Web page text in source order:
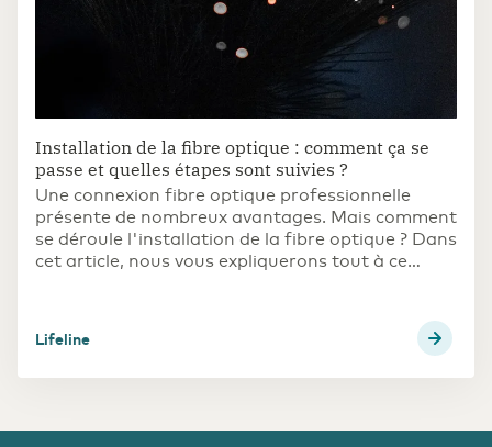
Installation de la fibre optique : comment ça se
passe et quelles étapes sont suivies ?
Une connexion fibre optique professionnelle
présente de nombreux avantages. Mais comment
se déroule l'installation de la fibre optique ? Dans
cet article, nous vous expliquerons tout à ce
Lifeline